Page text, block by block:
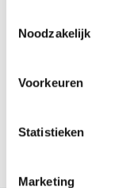
Bezoek onze
Noodzakelijk
Voorkeuren
Statistieken
Marketing